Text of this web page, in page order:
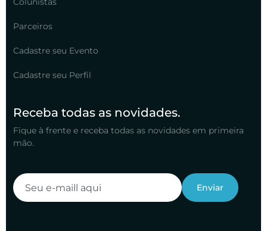
Parceiros
Cadastre seu Evento
Cadastre seu Perfil
Receba todas as novidades.
Fique à frente e receba todas as novidades em primeira
mão.